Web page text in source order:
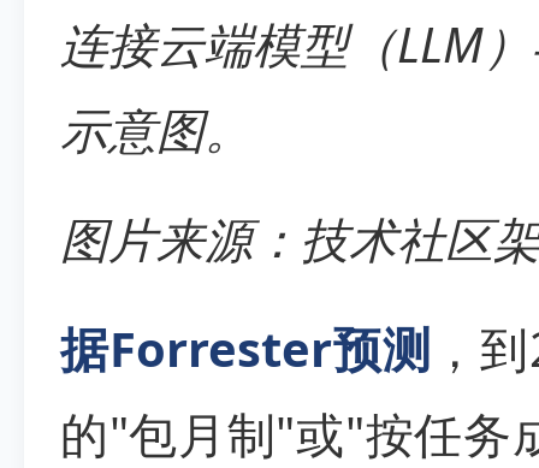
连接云端模型（LLM
示意图。
图片来源：技术社区
据Forrester预测 ，
的"包月制"或"按任务